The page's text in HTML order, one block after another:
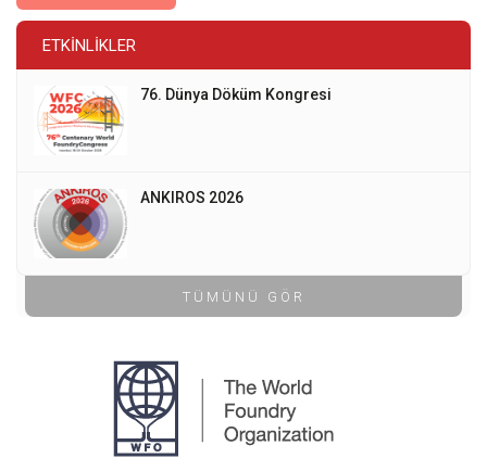
ETKINLIKLER
76. Dünya Döküm Kongresi
ANKIROS 2026
TÜMÜNÜ GÖR